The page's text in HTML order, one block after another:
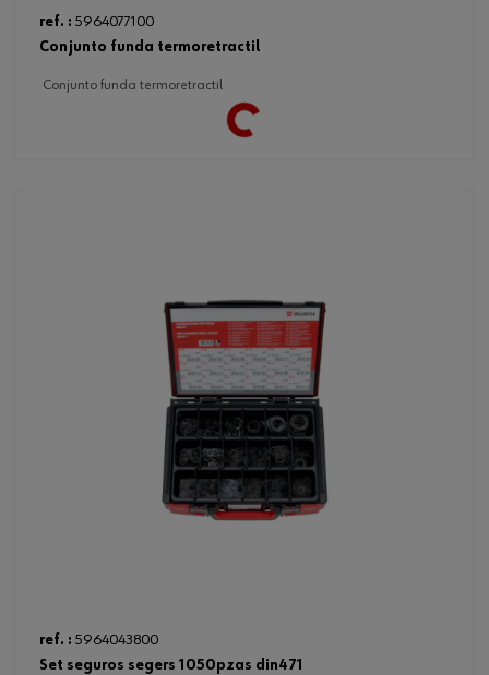
ref. : 5964077100
conjunto funda termoretractil
conjunto funda termoretractil
Loading...
ref. : 5964043800
set seguros segers 1050pzas din471